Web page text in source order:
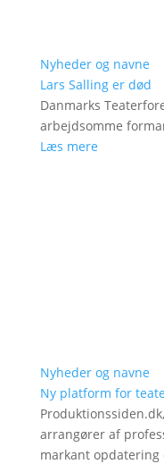
Nyheder og navne
Lars Salling er død
Danmarks
arbejdsomme
Læs mere
Nyheder og navne
Ny platform for
arrangører af
markant opdatering